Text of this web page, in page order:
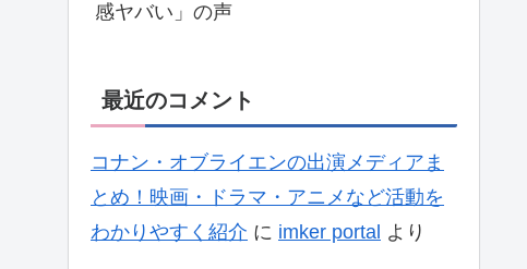
感ヤバい」の声
最近のコメント
コナン・オブライエンの出演メディアま
とめ！映画・ドラマ・アニメなど活動を
わかりやすく紹介 に imker portal より